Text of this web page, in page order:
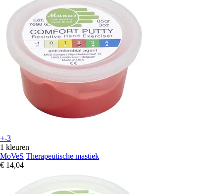
+-3
1 kleuren
MoVeS Therapeutische mastiek
€ 14,04